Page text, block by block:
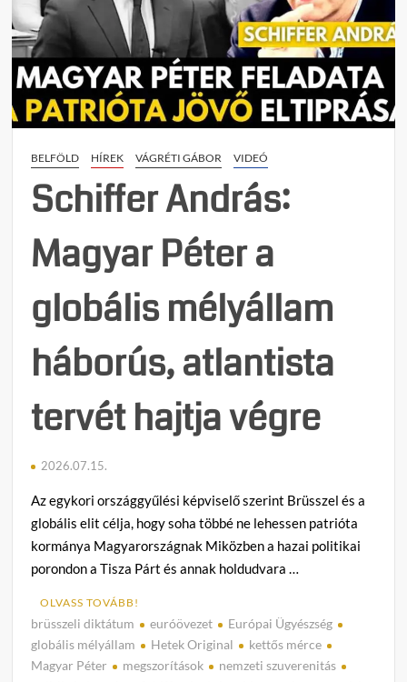
kora
–
sötét
BELFÖLD HÍREK VÁGRÉTI GÁBOR VIDEÓ
Schiffer András:
Magyar Péter a
globális mélyállam
háborús, atlantista
tervét hajtja végre
2026.07.15.
Az egykori országgyűlési képviselő szerint Brüsszel és a
globális elit célja, hogy soha többé ne lehessen patrióta
kormánya Magyarországnak Miközben a hazai politikai
porondon a Tisza Párt és annak holdudvara …
OLVASS TOVÁBB!
brüsszeli diktátum euróövezet
Európai Ügyészség
globális mélyállam
Hetek Original
kettős mérce
Magyar Péter
megszorítások
nemzeti szuverenitás